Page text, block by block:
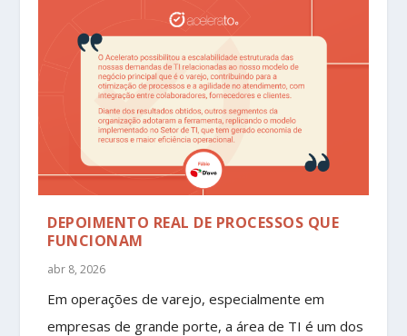
DEPOIMENTO REAL DE PROCESSOS QUE
FUNCIONAM
abr 8, 2026
Em operações de varejo, especialmente em
empresas de grande porte, a área de TI é um dos